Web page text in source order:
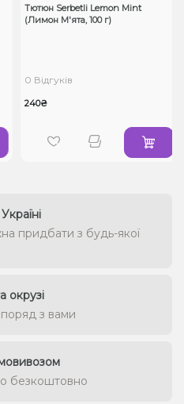
Тютюн Serbetli Lemon Mint
(Лимон М'ята, 100 г)
0 Відгуків
240₴
придбати з будь-якої
окрузі
поряд з вами
безкоштовно